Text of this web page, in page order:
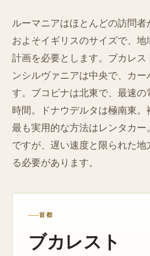
ルーマニアはほとんどの訪問者
およそイギリスのサイズで、地
計画を必要とします。ブカレス
ンシルヴァニアは中央で、カー
す。ブコビナは北東で、最速の
時間。ドナウデルタは極南東。
最も実用的な方法はレンタカー
ですが、遅い速度と限られた地
る必要があります。
首都
ブカレスト